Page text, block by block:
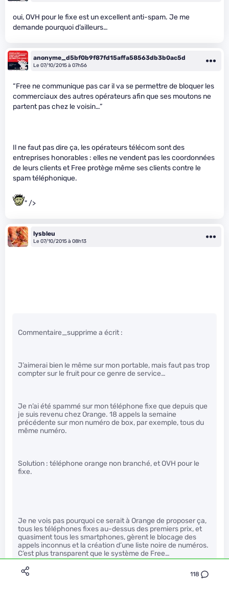
118
oui, OVH pour le fixe est un excellent anti-spam. Je me
demande pourquoi d’ailleurs…
anonyme_d5bf0b9f87fd15affa58563db3b0ac5d
Le 07/10/2015 à 07h56
“Free ne communique pas car il va se permettre de bloquer les
commerciaux des autres opérateurs afin que ses moutons ne
partent pas chez le voisin…”
Il ne faut pas dire ça, les opérateurs télécom sont des
entreprises honorables : elles ne vendent pas les coordonnées
de leurs clients et Free protège même ses clients contre le
spam téléphonique.
" />
lysbleu
Le 07/10/2015 à 08h13
Commentaire_supprime a écrit :
J’aimerai bien le même sur mon portable, mais faut pas trop
compter sur le fruit pour ce genre de service…
Je n’ai été spammé sur mon téléphone fixe que depuis que
je suis revenu chez Orange. 18 appels la semaine
précédente sur mon numéro de box, par exemple, tous du
même numéro.
Solution : téléphone orange non branché, et OVH pour le
fixe.
Je ne vois pas pourquoi ce serait à Orange de proposer ça,
tous les téléphones fixes au-dessus des premiers prix, et
quasiment tous les smartphones, gèrent le blocage des
appels inconnus et la création d’une liste noire de numéros.
C’est plus transparent que le système de Free…